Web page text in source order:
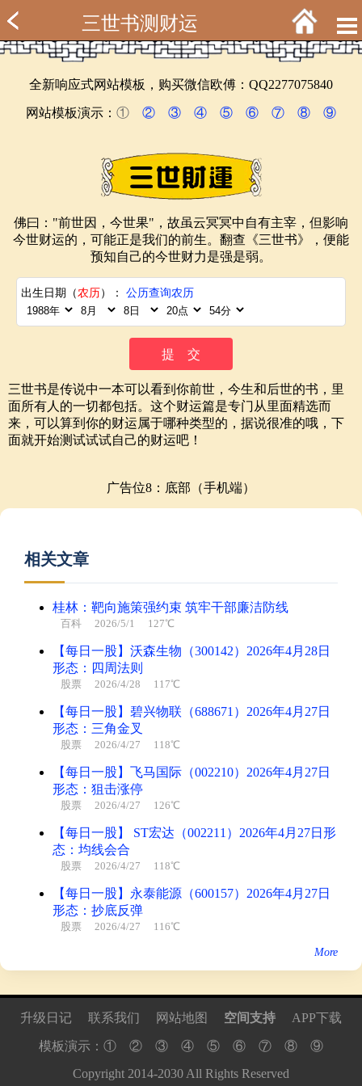
三世书测财运
全新响应式网站模板，购买微信欧傅：QQ2277075840
网站模板演示： ① ② ③ ④ ⑤ ⑥ ⑦ ⑧ ⑨
佛曰："前世因，今世果"，故虽云冥冥中自有主宰，但影响
今世财运的，可能正是我们的前生。翻查《三世书》，便能
预知自己的今世财力是强是弱。
出生日期（农历 ）： 公历查询农历
三世书是传说中一本可以看到你前世，今生和后世的书，里
面所有人的一切都包括。这个财运篇是专门从里面精选而
来，可以算到你的财运属于哪种类型的，据说很准的哦，下
面就开始测试试试自己的财运吧！
广告位8：底部（手机端）
相关文章
桂林：靶向施策强约束 筑牢干部廉洁防线
百科 2026/5/1 127℃
【每日一股】沃森生物（300142）2026年4月28日
形态：四周法则
股票 2026/4/28 117℃
【每日一股】碧兴物联（688671）2026年4月27日
形态：三角金叉
股票 2026/4/27 118℃
【每日一股】飞马国际（002210）2026年4月27日
形态：狙击涨停
股票 2026/4/27 126℃
【每日一股】 ST宏达（002211）2026年4月27日形
态：均线会合
股票 2026/4/27 118℃
【每日一股】永泰能源（600157）2026年4月27日
形态：抄底反弹
股票 2026/4/27 116℃
More
升级日记 联系我们 网站地图 空间支持 APP下载
模板演示： ① ② ③ ④ ⑤ ⑥ ⑦ ⑧
⑨
Copyright 2014-2030 All Rights Reserved